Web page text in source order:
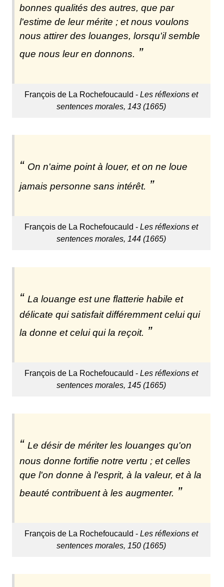
bonnes qualités des autres, que par
l'estime de leur mérite ; et nous voulons
nous attirer des louanges, lorsqu'il semble
que nous leur en donnons.
François de La Rochefoucauld - Les réflexions et
sentences morales, 143 (1665)
On n'aime point à louer, et on ne loue
jamais personne sans intérêt.
François de La Rochefoucauld - Les réflexions et
sentences morales, 144 (1665)
La louange est une flatterie habile et
délicate qui satisfait différemment celui qui
la donne et celui qui la reçoit.
François de La Rochefoucauld - Les réflexions et
sentences morales, 145 (1665)
Le désir de mériter les louanges qu'on
nous donne fortifie notre vertu ; et celles
que l'on donne à l'esprit, à la valeur, et à la
beauté contribuent à les augmenter.
François de La Rochefoucauld - Les réflexions et
sentences morales, 150 (1665)